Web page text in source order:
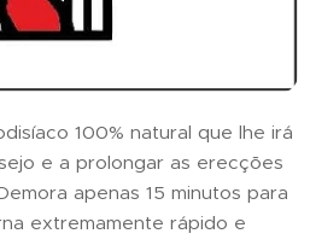
100% natural que lhe irá
e a prolongar as erecções
apenas 15 minutos para
extremamente rápido e